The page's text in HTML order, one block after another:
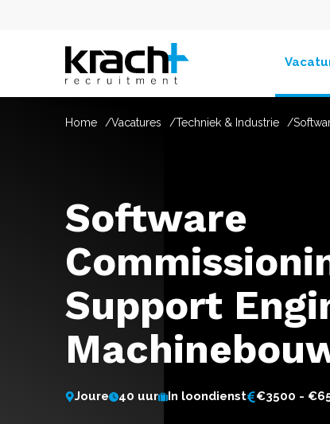
Home Vacatures Techniek & Industrie
Software
Support
Joure 40 uur In loondienst €3500 -